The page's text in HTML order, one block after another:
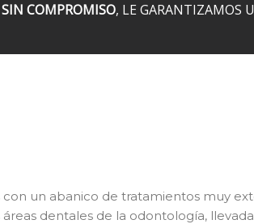
SIN COMPROMISO, LE GARANTIZAMOS
con un abanico de tratamientos muy
áreas dentales de la odontología,